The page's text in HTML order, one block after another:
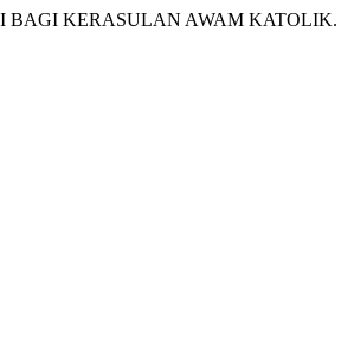
BAGI KERASULAN AWAM KATOLIK.